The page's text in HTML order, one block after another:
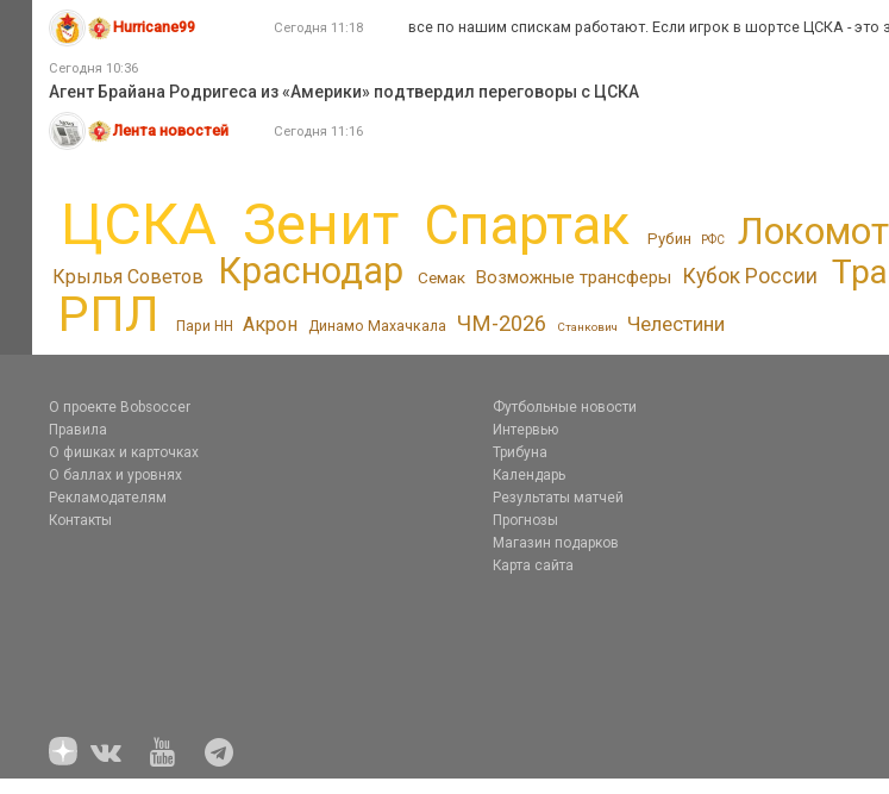
Hurricane99 Сегодня 11:18 все по нашим спискам работают. Если игрок в шортсе ЦСКА - это
Сегодня 10:36
Агент Брайана Родригеса из «Америки» подтвердил переговоры с ЦСКА
Лента новостей Сегодня 11:16
ЦСКА Зенит Спартак Рубин РФС
Крылья Советов Краснодар Семак Возможные трансферы Кубок России
РПЛ Пари НН Акрон Динамо Махачкала ЧМ-2026 Станкович Челестини
О проекте Bobsoccer
Правила
О фишках и карточках
О баллах и уровнях
Рекламодателям
Контакты
Футбольные новости
Интервью
Трибуна
Календарь
Результаты матчей
Прогнозы
Магазин подарков
Карта сайта